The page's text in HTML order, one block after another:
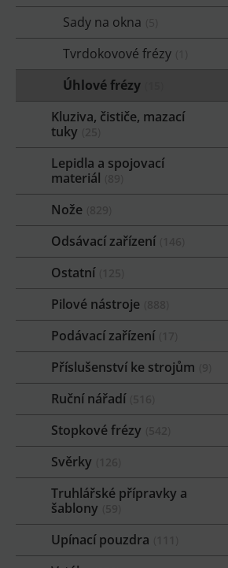
Sady na okna
Tvrdokovové frézy
Úhlové frézy
Kluziva, čističe, mazací
tuky
Lepidla a spojovací
materiál
Nože
Odsávací zařízení
Ostatní
Pilové nástroje
Podávací zařízení
Příslušenství ke strojům
Ruční nářadí
Stopkové frézy
Svěrky
Truhlářské přípravky a
šablony
Upínací pouzdra